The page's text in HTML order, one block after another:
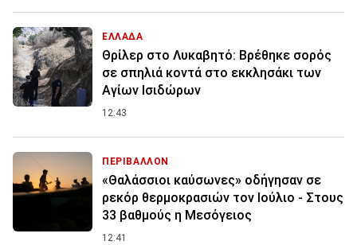
ΕΛΛΑΔΑ
Θρίλερ στο Λυκαβητό: Βρέθηκε σορός
σε σπηλιά κοντά στο εκκλησάκι των
Αγίων Ισιδώρων
12:43
ΠΕΡΙΒΑΛΛΟΝ
«Θαλάσσιοι καύσωνες» οδήγησαν σε
ρεκόρ θερμοκρασιών τον Ιούλιο - Στους
33 βαθμούς η Μεσόγειος
12:41